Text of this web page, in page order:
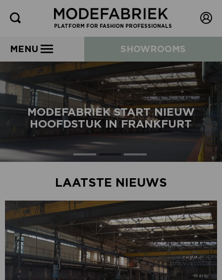
PLATFORM FOR FASHION PROFESSIONALS
MENU SHOWROOMS
MODEFABRIEK START NIEUW
HOOFDSTUK IN FRANKFURT
LAATSTE NIEUWS